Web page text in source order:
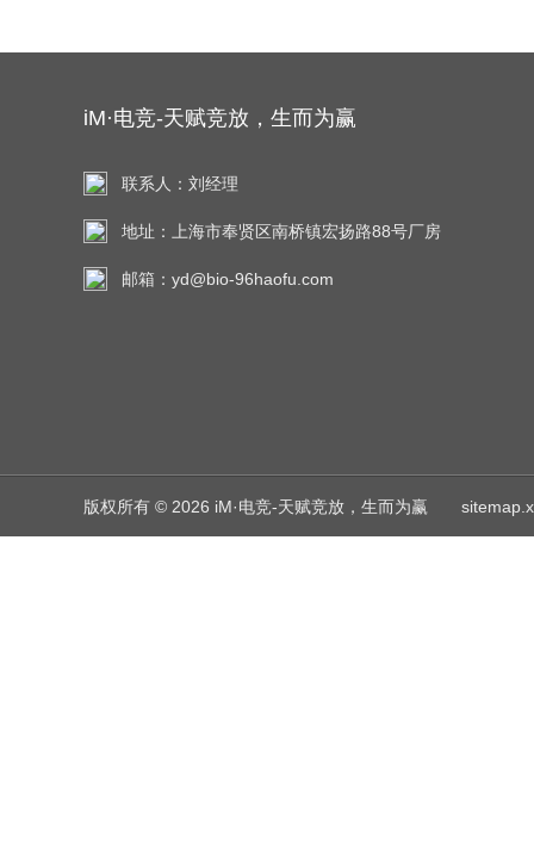
iM·电竞-天赋竞放，生而为赢
联系人：刘经理
地址：上海市奉贤区南桥镇宏扬路88号厂房
邮箱：yd@bio-96haofu.com
版权所有 © 2026 iM·电竞-天赋竞放，生而为赢